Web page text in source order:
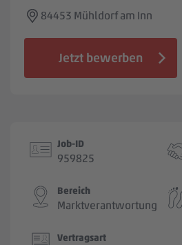
84453 Mühldorf am Inn
Jetzt bewerben
Job-ID
959825
Bereich
Marktverantwortung
Vertragsart